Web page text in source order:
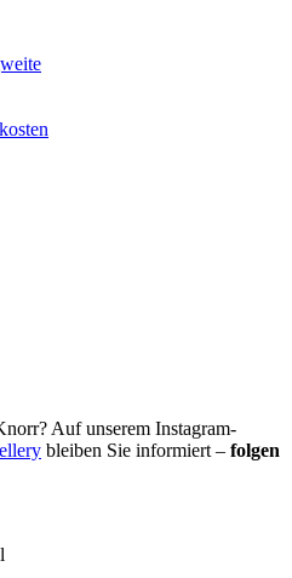
Auf unserem Instagram-
bleiben Sie informiert – folgen